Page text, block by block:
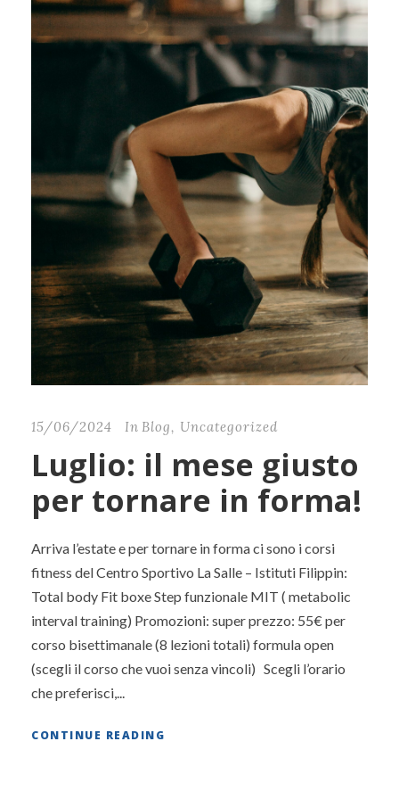
15/06/2024 In Blog, Uncategorized
Luglio: il mese giusto
per tornare in forma!
Arriva l’estate e per tornare in forma ci sono i corsi
fitness del Centro Sportivo La Salle – Istituti Filippin:
Total body Fit boxe Step funzionale MIT ( metabolic
interval training) Promozioni: super prezzo: 55€ per
corso bisettimanale (8 lezioni totali) formula open
(scegli il corso che vuoi senza vincoli) Scegli l’orario
che preferisci,...
CONTINUE READING